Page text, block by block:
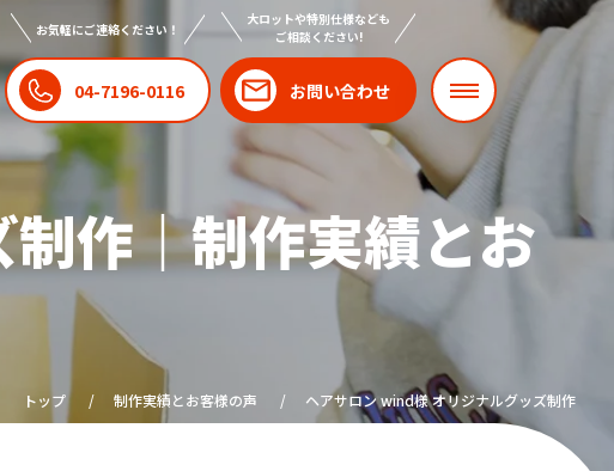
お気軽にご連絡ください！
04-7196-0116
大ロットや特別仕様なども
ご相談ください!
お問い合わせ
作｜制作実績とお
トップ 制作実績とお客様の声 ヘアサロン wind様 オリジナルグッズ制作